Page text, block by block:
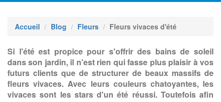
Accueil Blog Fleurs Fleurs vivaces d'été
Si l'été est propice pour s'offrir des bains de soleil
dans son jardin, il n'est rien qui fasse plus plaisir à vos
futurs clients que de structurer de beaux massifs de
fleurs vivaces. Avec leurs couleurs chatoyantes, les
vivaces sont les stars d'un été réussi. Toutefois afin